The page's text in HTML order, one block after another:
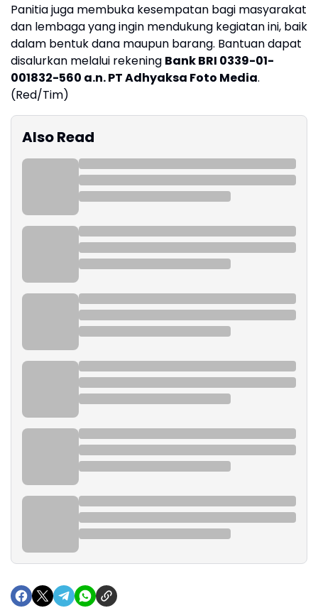
Panitia juga membuka kesempatan bagi masyarakat
dan lembaga yang ingin mendukung kegiatan ini, baik
dalam bentuk dana maupun barang. Bantuan dapat
disalurkan melalui rekening Bank BRI 0339-01-
001832-560 a.n. PT Adhyaksa Foto Media.
(Red/Tim)
Also Read